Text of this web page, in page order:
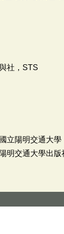
社，STS
立陽明交通大學
明交通大學出